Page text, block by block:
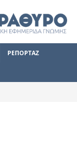
ΡΕΠΟΡΤΑΖ